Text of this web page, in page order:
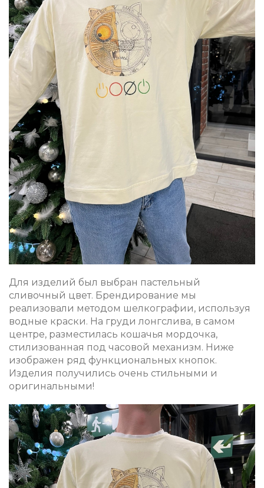
Для изделий был выбран пастельный
сливочный цвет. Брендирование мы
реализовали методом шелкографии, используя
водные краски. На груди лонгслива, в самом
центре, разместилась кошачья мордочка,
стилизованная под часовой механизм. Ниже
изображен ряд функциональных кнопок.
Изделия получились очень стильными и
оригинальными!